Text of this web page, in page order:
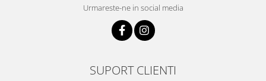
Urmareste-ne in social media
SUPORT CLIENTI